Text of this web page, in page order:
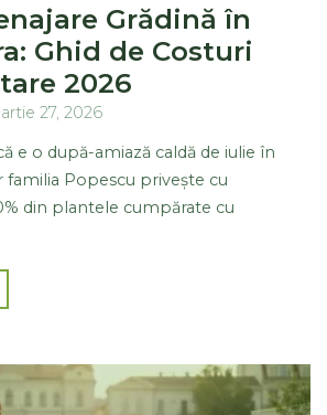
Grădină în
Ghid de Costuri
2026
27, 2026
e o după-amiază caldă de iulie în
familia Popescu privește cu
din plantele cumpărate cu